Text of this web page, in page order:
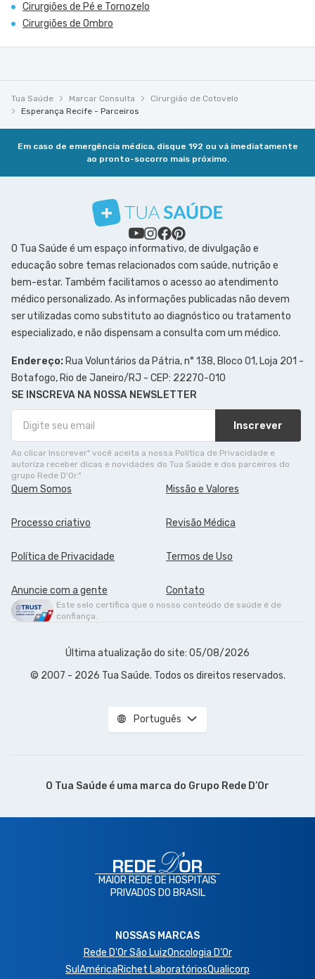
Cirurgiões de Pé e Tornozelo
Cirurgiões de Ombro
Tua Saúde Marcar Consulta
Cirurgião de Cotovelo
Esperança Recife - Parceiros
Em caso de emergência médica, disque 192 ou vá imediatamente
ao pronto-socorro mais próximo.
O Tua Saúde é um espaço informativo, de divulgação e
educação sobre temas relacionados com saúde, nutrição e
bem-estar. Também facilitamos o acesso ao atendimento
médico personalizado. As informações publicadas não devem
ser utilizadas como substituto ao diagnóstico ou tratamento
especializado, e não dispensam a consulta com um médico.
Endereço: Rua Voluntários da Pátria, n° 138, Bloco 01, Loja 201 -
Botafogo, Rio de Janeiro/RJ - CEP: 22270-010
SE INSCREVA NA NOSSA NEWSLETTER
Inscrever
Ao clicar Inscrever" você aceita a nossa Política de Privacidade e
autoriza receber dicas e novidades do Tua Saúde e dos parceiros do
grupo Rede D'Or."
Quem Somos Missão e Valores
Processo criativo Revisão Médica
Política de Privacidade Termos de Uso
Anuncie com a gente Contato
Este selo certifica que o nosso conteúdo de saúde é de
confiança.
Última atualização do site: 05/08/2026
© 2007 - 2026 Tua Saúde. Todos os direitos reservados.
Português
O Tua Saúde é uma marca do Grupo Rede D’Or
MAIOR REDE DE HOSPITAIS
PRIVADOS DO BRASIL
NOSSAS MARCAS
Rede D'Or São LuizOncologia D’Or
SulAméricaRichet LaboratóriosQualicorp